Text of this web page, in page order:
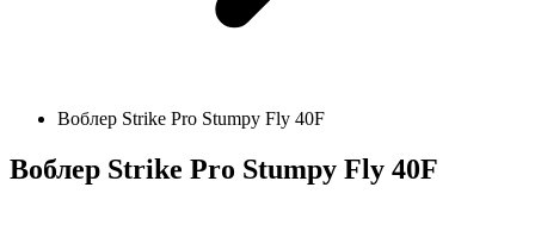
Воблер Strike Pro Stumpy Fly 40F
Воблер Strike Pro Stumpy Fly 40F